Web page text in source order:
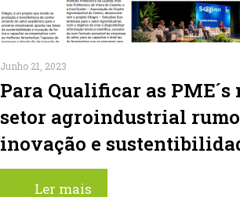
Junho 21, 2023
Para Qualificar as PME´s
setor agroindustrial
inovação e
Ler mais